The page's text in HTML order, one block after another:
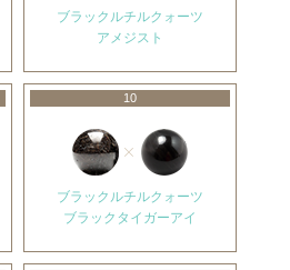
ブラックルチルクォーツ
アメジスト
10
ブラックルチルクォーツ
ブラックタイガーアイ